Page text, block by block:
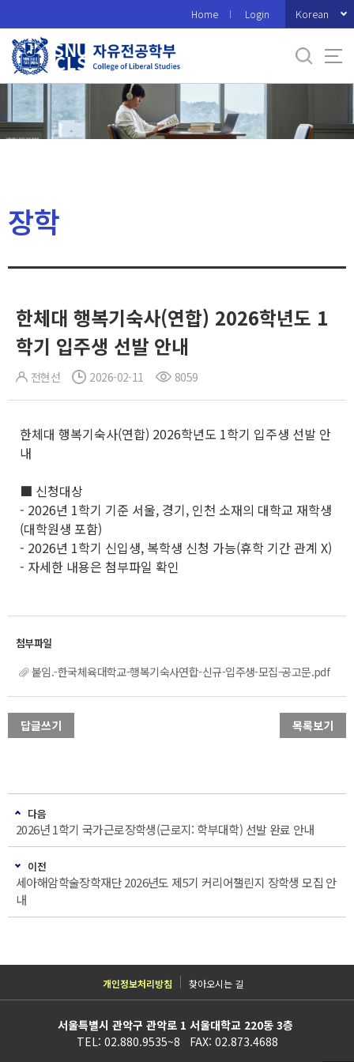
로
메
Home Login Korean
장학
한체대 행복기숙사(연합) 2026학년도 1
학기 입주생 선발 안내
전현선 2026-02-11 8059
한체대 행복기숙사(연합) 2026학년도 1학기 입주생 선발 안
내
■ 신청대상
- 2026년 1학기 기준 서울, 경기, 인천 소재의 대학교 재학생
(대학원생 포함)
- 2026년 1학기 신입생, 복학생 신청 가능(휴학 기간 관계 X)
- 자세한 내용은 첨부파일 확인
붙임.-한국체육대학교-행복기숙사연합-신규-입주생-모집-공고문.pdf
답글쓰기 목록보기
다음
2026년 1학기 국가근로장학생(근로지: 학부대학) 선발 완료 안내
이전
세아해암학술장학재단 2026년도 제5기 커리어챌린지 장학생 모집 안
내
개인정보처리방침 찾아오시는 길
서울특별시 관악구 관악로 1 서울대학교 220동 3층
TEL: 02.880.9535~8 FAX: 02.873.4688